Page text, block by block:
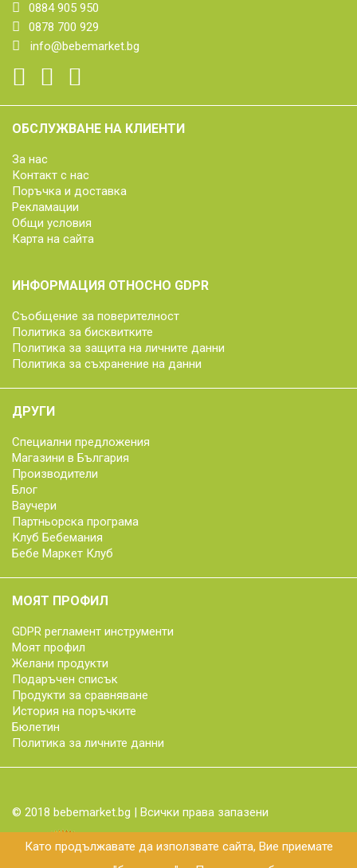
Като продължавате да използвате сайта, Вие приемате
0884 905 950
0878 700 929
info@bebemarket.bg
ОБСЛУЖВАНЕ НА КЛИЕНТИ
За нас
Контакт с нас
Поръчка и доставка
Рекламации
Общи условия
Карта на сайта
ИНФОРМАЦИЯ ОТНОСНО GDPR
Съобщение за поверителност
Политика за бисквитките
Политика за защита на личните данни
Политика за съхранение на данни
ДРУГИ
Специални предложения
Магазини в България
Производители
Блог
Ваучери
Партньорска програма
Клуб Бебемания
Бебе Маркет Клуб
МОЯТ ПРОФИЛ
GDPR регламент инструменти
Моят профил
Желани продукти
Подаръчен списък
Продукти за сравняване
История на поръчките
Бюлетин
Политика за личните данни
© 2018 bebemarket.bg | Всички права запазени